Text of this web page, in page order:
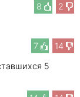
8
2
7
14
5